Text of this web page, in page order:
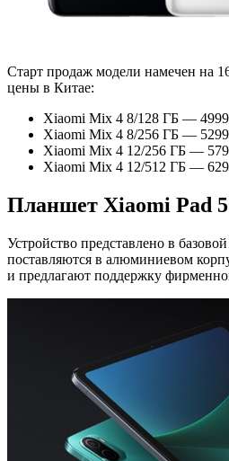
Старт продаж модели намечен на
цены в Китае:
Xiaomi Mix 4 8/128 ГБ —
Xiaomi Mix 4 8/256 ГБ —
Xiaomi Mix 4 12/256 ГБ —
Xiaomi Mix 4 12/512 ГБ —
Планшет Xiaomi Pad 5
Устройство представлено в
поставляются в алюминиевом
и предлагают поддержку